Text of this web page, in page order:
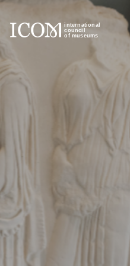
international
council
of museums